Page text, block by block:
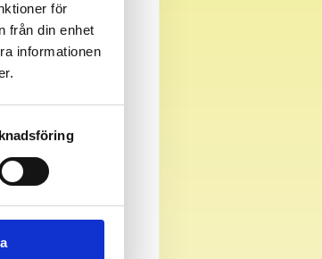
för
från din enhet
informationen